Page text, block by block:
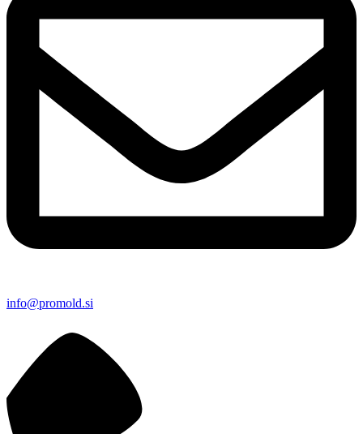
info@promold.si